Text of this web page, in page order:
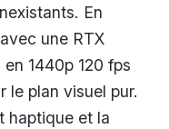
En
une RTX
1440p 120 fps
le plan visuel pur.
haptique et la